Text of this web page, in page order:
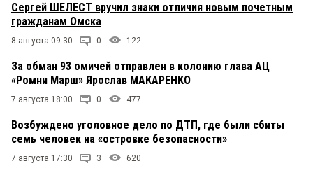
Сергей ШЕЛЕСТ вручил знаки отличия новым почетным
гражданам Омска
8 августа 09:30 0 122
За обман 93 омичей отправлен в колонию глава АЦ
«Ромни Марш» Ярослав МАКАРЕНКО
7 августа 18:00 0 477
Возбуждено уголовное дело по ДТП, где были сбиты
семь человек на «островке безопасности»
7 августа 17:30 3 620